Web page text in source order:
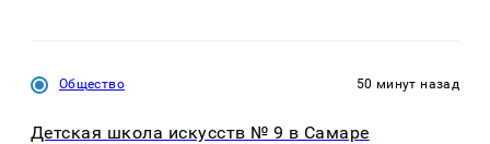
Общество 50 минут назад
Детская школа искусств № 9 в Самаре